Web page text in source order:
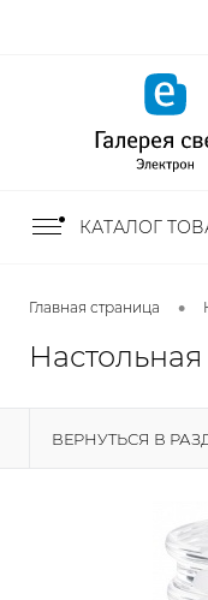
КАТАЛОГ
Главная страница •
ВЕРНУТЬСЯ В